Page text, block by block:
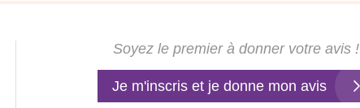
Soyez le premier à donner votre avis !
Je m'inscris et je donne mon avis